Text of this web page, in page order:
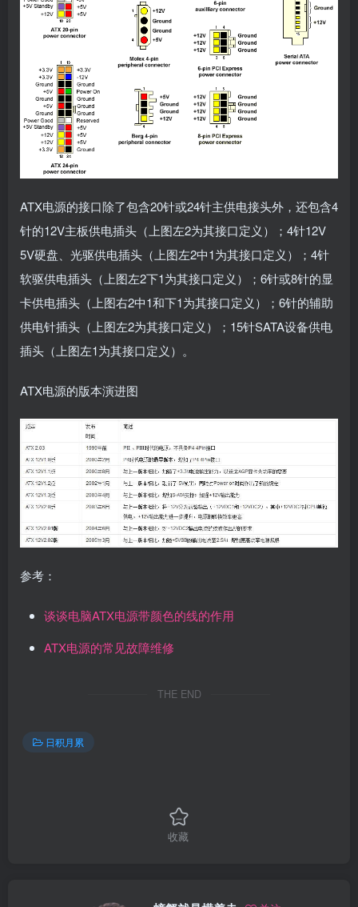
ATX电源的接口除了包含20针或24针主供电接头外，还包含4
针的12V主板供电插头（上图左2为其接口定义）；4针12V
5V硬盘、光驱供电插头（上图左2中1为其接口定义）；4针
软驱供电插头（上图左2下1为其接口定义）；6针或8针的显
卡供电插头（上图右2中1和下1为其接口定义）；6针的辅助
供电针插头（上图左2为其接口定义）；15针SATA设备供电
插头（上图左1为其接口定义）。
ATX电源的版本演进图
参考：
谈谈电脑ATX电源带颜色的线的作用
ATX电源的常见故障维修
THE END
日积月累
收藏